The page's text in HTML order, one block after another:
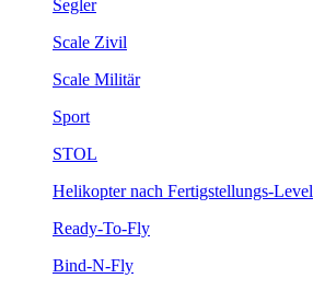
Segler
Scale Zivil
Scale Militär
Sport
STOL
Helikopter nach Fertigstellungs-Level
Ready-To-Fly
Bind-N-Fly